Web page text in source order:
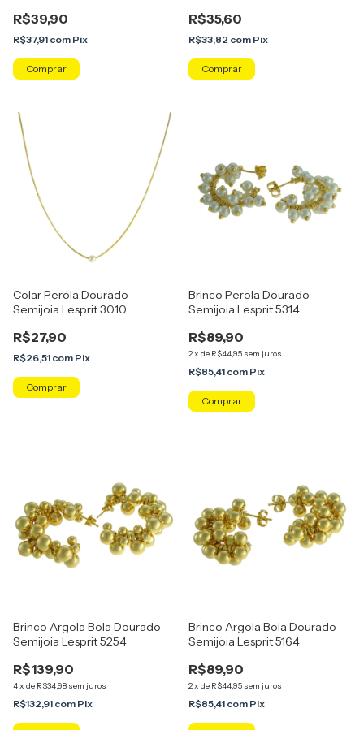
R$39,90
R$37,91 com Pix
R$35,60
R$33,82 com Pix
Colar Perola Dourado
Semijoia Lesprit 3010
R$27,90
R$26,51 com Pix
Brinco Perola Dourado
Semijoia Lesprit 5314
R$89,90
2x de R$44,95 sem juros
R$85,41 com Pix
Brinco Argola Bola Dourado
Semijoia Lesprit 5254
R$139,90
4x de R$34,98 sem juros
R$132,91 com Pix
Brinco Argola Bola Dourado
Semijoia Lesprit 5164
R$89,90
2x de R$44,95 sem juros
R$85,41 com Pix